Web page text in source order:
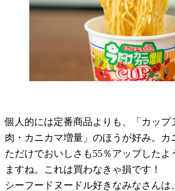
個人的には定番商品よりも、「カップ
肉・カニカマ増量」のほうが好み。カ
ただけでおいしさも55％アップしたよ
ますね。これは買わなきゃ損です！
シーフードヌードル好きなみなさんは